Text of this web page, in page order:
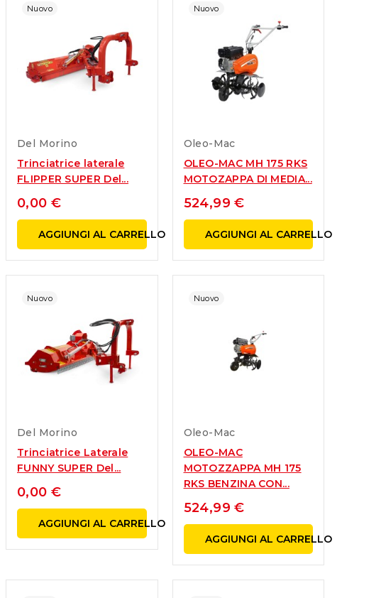
Bonus Verde 2023: Una
Nuovo
Del Morino
Trinciatrice laterale
FLIPPER SUPER Del...
0,00 €
AGGIUNGI AL CARRELLO
Nuovo
Oleo-Mac
OLEO-MAC MH 175 RKS
MOTOZAPPA DI MEDIA...
524,99 €
AGGIUNGI AL CARRELLO
Nuovo
Del Morino
Trinciatrice Laterale
FUNNY SUPER Del...
0,00 €
AGGIUNGI AL CARRELLO
Nuovo
Oleo-Mac
OLEO-MAC
MOTOZZAPPA MH 175
RKS BENZINA CON...
524,99 €
AGGIUNGI AL CARRELLO